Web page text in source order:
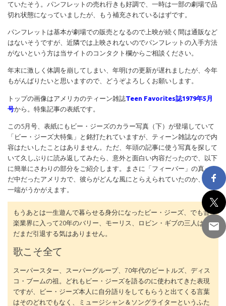
ていたそう。パンフレットの売れ行きも好調で、一時は一部の劇場で品
切れ状態になっていましたが、もう補充されているはずです。
パンフレットは基本が劇場での販売となるので上映が続く間は通販など
はないそうですが、近隣では上映されないのでパンフレットの入手方法
がないという方は当サイトのコンタクト欄からご相談ください。
年末に激しく体調を崩してしまい、年明けの更新が遅れましたが、今年
もがんばりたいと思いますので、どうぞよろしくお願いします。
トップの画像はアメリカのティーン雑誌Teen Favorites誌1979年5月
号から。特集記事の表紙です。
この5月号、表紙にもビー・ジーズのカラー写真（下）が登場していて
「ビー・ジーズ大特集」と銘打たれていますが、ティーン雑誌なので内
容はたいしたことはありません。ただ、年頭の記事に使う写真を探して
いて久しぶりに読み返してみたら、意外と面白い内容だったので、以下
に簡単にさわりの部分をご紹介します。まさに「フィーバー」の真った
だ中だったアメリカで、彼らがどんな風にとらえられていたのか、その
一端がうかがえます。
もうあとは一生遊んで暮らせる身分になったビー・ジーズ、でも音
楽業界に入って20年のバリー、モーリス、ロビン・ギブの三人はま
だまだ引退する気はありません。
歌こそ全て
スーパースター、スーパーグループ、70年代のビートルズ、ディス
コ・ブームの祖。どれもビー・ジーズを語るのに使われてきた表現
ですが、ビー・ジーズ本人に自分語りをしてもらうと出てくる言葉
はそのどれでもなく、ミュージシャン＆ソングライターというふた